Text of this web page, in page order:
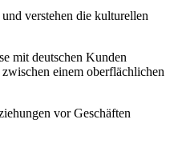
verstehen die kulturellen
mit deutschen Kunden
einem oberflächlichen
vor Geschäften